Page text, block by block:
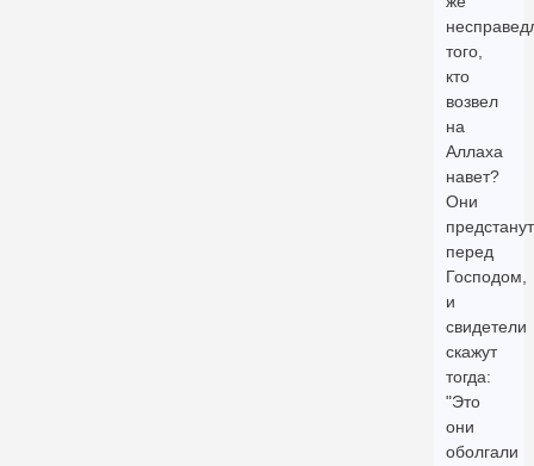
того,
кто
возвел
на
Аллаха
навет?
Они
предстанут
перед
Господом,
и
свидетели
скажут
тогда:
"Это
они
оболгали